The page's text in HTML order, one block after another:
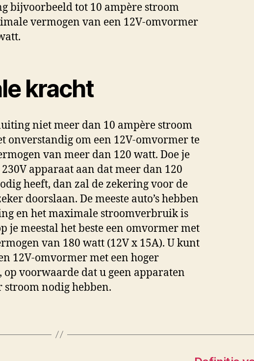
bijvoorbeeld tot 10 ampère stroom
vermogen van een 12V-omvormer
kracht
niet meer dan 10 ampère stroom
onverstandig om een 12V-omvormer te
van meer dan 120 watt. Doe je
apparaat aan dat meer dan 120
heeft, dan zal de zekering voor de
doorslaan. De meeste auto’s hebben
en het maximale stroomverbruik is
je meestal het beste een omvormer met
van 180 watt (12V x 15A). U kunt
12V-omvormer met een hoger
op voorwaarde dat u geen apparaten
stroom nodig hebben.